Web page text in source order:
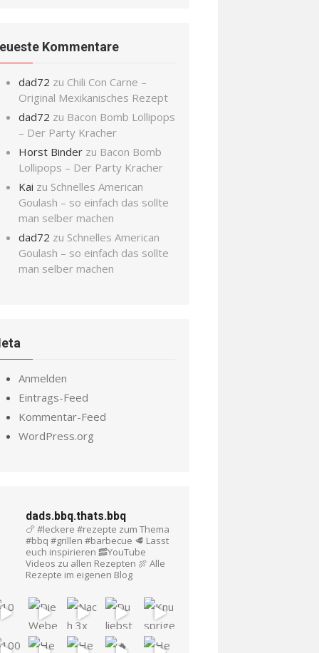
Kommentare
dad72 zu Chili Con Carne –
Original Mexikanisches Rezept
dad72 zu Bacon Bomb Lollipops
– Der Party Kracher
Horst Binder zu Bacon Bomb
Lollipops – Der Party Kracher
Kai zu Schnelles American
Goulash – so einfach das sollte
man selber machen
dad72 zu Schnelles American
Goulash – so einfach das sollte
man selber machen
Anmelden
Eintrags-Feed
Kommentar-Feed
WordPress.org
dads.bbq.thats.bbq
🍗 #leckere #rezepte zum Thema
#bbq #grillen #barbecue 🥩 Lasst
euch inspirieren 🥓YouTube
Videos zu allen Rezepten 🍖 Alle
Rezepte im eigenen Blog